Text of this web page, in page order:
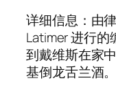
详细信息：由
Latimer 进行
到戴维斯在家
基倒龙舌兰酒。